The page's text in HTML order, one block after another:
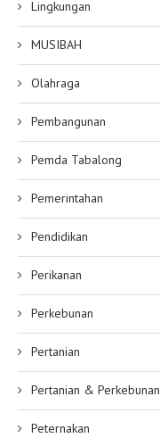
Lingkungan
MUSIBAH
Olahraga
Pembangunan
Pemda Tabalong
Pemerintahan
Pendidikan
Perikanan
Perkebunan
Pertanian
Pertanian & Perkebunan
Peternakan